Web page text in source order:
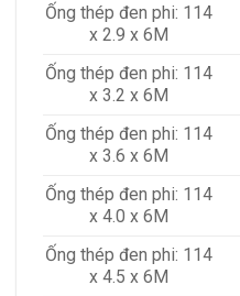
Ống thép đen phi: 114
x 2.9 x 6M
Ống thép đen phi: 114
x 3.2 x 6M
Ống thép đen phi: 114
x 3.6 x 6M
Ống thép đen phi: 114
x 4.0 x 6M
Ống thép đen phi: 114
x 4.5 x 6M